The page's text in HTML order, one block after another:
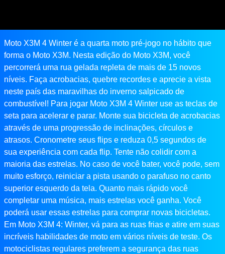
Moto X3M 4 Winter é a quarta moto pré-jogo no hábito que
forma o Moto X3M. Nesta edição do Moto X3M, você
percorrerá uma rua gelada repleta de mais de 15 novos
níveis. Faça acrobacias, quebre recordes e aprecie a vista
neste país das maravilhas do inverno salpicado de
combustível! Para jogar Moto X3M 4 Winter use as teclas de
seta para acelerar e parar. Monte sua bicicleta de acrobacias
através de uma progressão de inclinações, círculos e
atrasos. Cronometre seus flips e reduza 0,5 segundos de
sua experiência com cada flip. Tente não colidir com a
maioria das estrelas. No caso de você bater, você pode, sem
muito esforço, reiniciar a pista usando o parafuso no canto
superior esquerdo da tela. Quanto mais rápido você
completar uma música, mais estrelas você ganha. Você
poderá usar essas estrelas para comprar novas bicicletas.
Em Moto X3M 4: Winter, vá para as ruas frias e atire em suas
incríveis habilidades de moto em vários níveis de teste. Os
motociclistas regulares preferem a segurança das ruas